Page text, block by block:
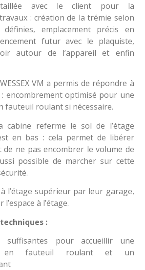
avec le client pour la
: création de la trémie selon
emplacement précis en
futur avec le plaquiste,
autour de l’appareil et enfin
VM a permis de répondre à
encombrement optimisé pour une
fauteuil roulant si nécessaire.
cabine referme le sol de l’étage
en bas : cela permet de libérer
de ne pas encombrer le volume de
possible de marcher sur cette
l’étage supérieur par leur garage,
à l’étage.
:
suffisantes pour accueillir une
en fauteuil roulant et un